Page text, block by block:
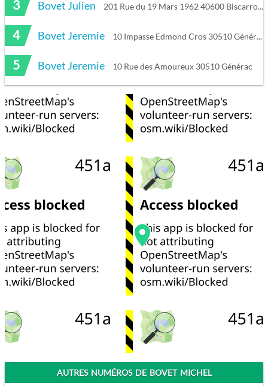
3 Bovet Julien 201 Rue du 19 Mars 1962 40600 Biscarrosse
4 Bovet Jeremie 10 Impasse Edmond Cros 30510 Générac
5 Bovet Jeremie 10 Rue des Amoureux 30510 Générac
AUTRES NUMÉROS DE BOVET MICHEL